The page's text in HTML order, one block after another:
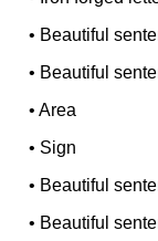
• Beautiful
• Beautiful
•Area
• Sign
• Beautiful
• Beautiful